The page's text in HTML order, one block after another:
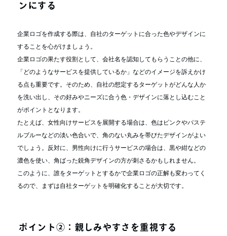
ンにする
企業ロゴを作成する際は、自社のターゲットに合った色やデザインに
することを心がけましょう。
企業ロゴの果たす役割として、会社名を認知してもらうことの他に、
「どのようなサービスを提供しているか」などのイメージを訴えかけ
る点も重要です。そのため、自社の想定するターゲットがどんな人か
を洗い出し、その好みやニーズに合う色・デザインに落とし込むこと
がポイントとなります。
たとえば、女性向けサービスを展開する場合は、色はピンクやパステ
ルブルーなどの淡い色合いで、角のない丸みを帯びたデザインがよい
でしょう。反対に、男性向けに行うサービスの場合は、黒や紺などの
濃色を使い、角ばった鋭角デザインの方が刺さるかもしれません。
このように、誰をターゲットとするかで企業ロゴの正解も変わってく
るので、まずは自社ターゲットを明確化することが大切です。
ポイント②：親しみやすさを重視する